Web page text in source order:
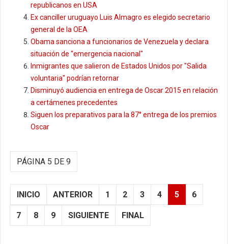
republicanos en USA
Ex canciller uruguayo Luis Almagro es elegido secretario
general de la OEA
Obama sanciona a funcionarios de Venezuela y declara
situación de "emergencia nacional"
Inmigrantes que salieron de Estados Unidos por "Salida
voluntaria" podrían retornar
Disminuyó audiencia en entrega de Oscar 2015 en relación
a certámenes precedentes
Siguen los preparativos para la 87° entrega de los premios
Oscar
PÁGINA 5 DE 9
INICIO ANTERIOR 1 2 3 4 5 6
7 8 9 SIGUIENTE FINAL